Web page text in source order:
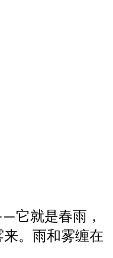
它就是春雨，
。雨和雾缠在